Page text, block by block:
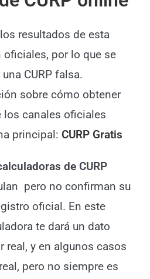
resultados de esta
por lo que se
CURP falsa.
sobre cómo obtener
los canales oficiales
principal:CURP Gratis
de CURP
pero no confirman su
oficial. En este
te dará un dato
real, y en algunos casos
pero no siempre es